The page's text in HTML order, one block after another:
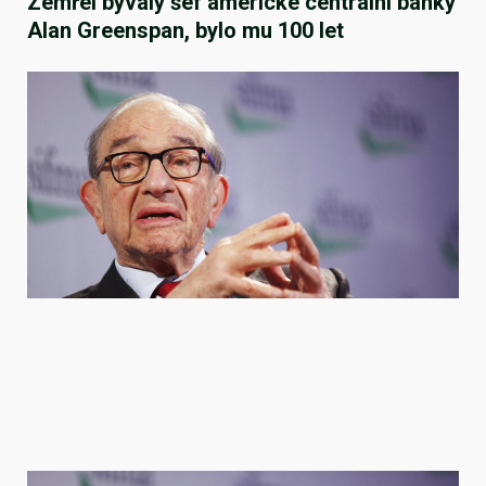
Alan Greenspan, bylo mu 100 let